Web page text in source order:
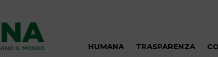
HUMANA TRASPARENZA